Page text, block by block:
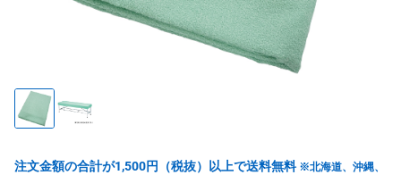
注文金額の合計が1,500円（税抜）以上で送料無料 ※北海道、沖縄、